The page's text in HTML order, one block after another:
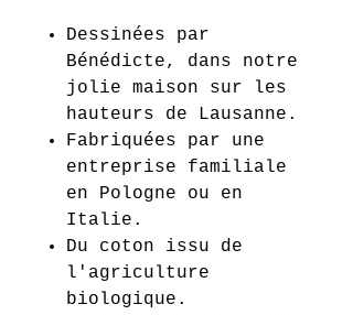
Dessinées par
Bénédicte, dans notre
jolie maison sur les
hauteurs de Lausanne.
Fabriquées par une
entreprise familiale
en Pologne ou en
Italie.
Du coton issu de
l'agriculture
biologique.